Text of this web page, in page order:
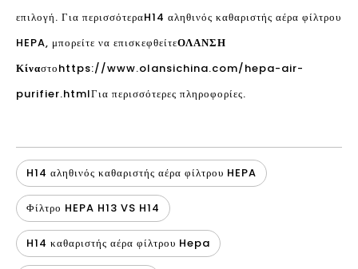
επιλογή. Για περισσότεραH14 αληθινός καθαριστής αέρα φίλτρου
HEPA, μπορείτε να επισκεφθείτεΟΛΑΝΣΗ
Κίναστοhttps://www.olansichina.com/hepa-air-
purifier.htmlΓια περισσότερες πληροφορίες.
H14 αληθινός καθαριστής αέρα φίλτρου HEPA
Φίλτρο HEPA H13 VS H14
H14 καθαριστής αέρα φίλτρου Hepa